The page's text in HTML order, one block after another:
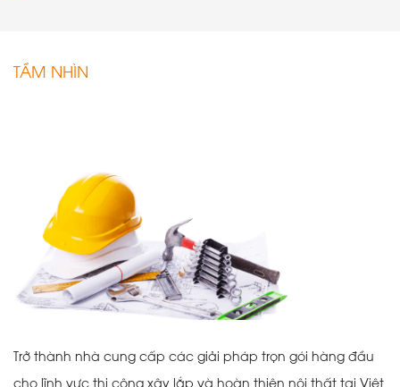
TẦM NHÌN
Trở thành nhà cung cấp các giải pháp trọn gói hàng đầu
cho lĩnh vực thi công xây lắp và hoàn thiện nội thất tại Việt